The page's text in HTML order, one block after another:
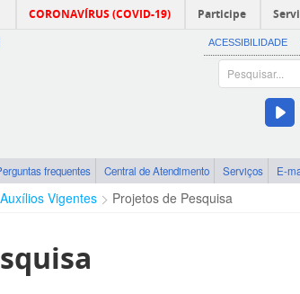
CORONAVÍRUS (COVID-19) Participe
ACESSIBILIDADE
frequentes Central de Atendimento Serviços E-
Vigentes Projetos de Pesquisa